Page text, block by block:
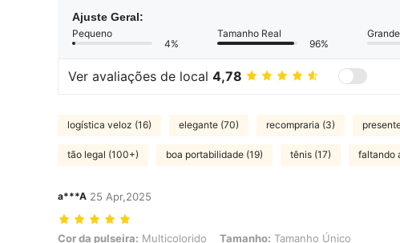
Ajuste Geral:
Pequeno
4%
Tamanho Real
96%
Grande
Ver avaliações de local 4,78
logística veloz (16) elegante (70) recompraria (3)
tão legal (100+) boa portabilidade (19) tênis (17) faltando
a***A 25 Apr,2025
Cor da pulseira: Multicolorido, Tamanho: Tamanho Único
Cor da pulseira: Multicolorido Tamanho: Tamanho Único